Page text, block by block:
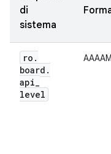
di
sistema
ro .
board .
api_
level